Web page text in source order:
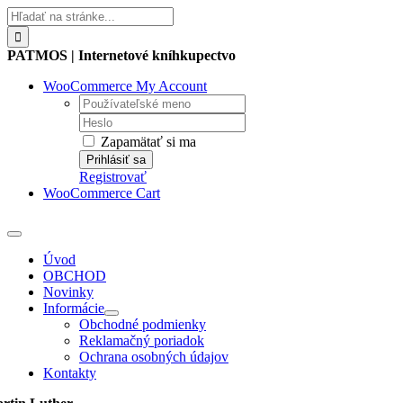
Skip
to
content
Hľadať:
PATMOS | Internetové kníhkupectvo
WooCommerce My Account
Username:
Password:
Zapamätať si ma
Registrovať
WooCommerce Cart
Toggle
Navigation
Úvod
OBCHOD
Novinky
Informácie
Obchodné podmienky
Reklamačný poriadok
Ochrana osobných údajov
Kontakty